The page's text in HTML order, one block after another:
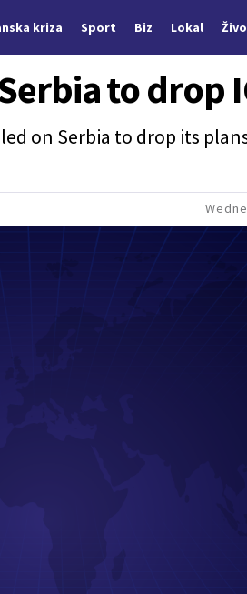
kriza Sport Biz Lokal
to drop
on Serbia to drop its